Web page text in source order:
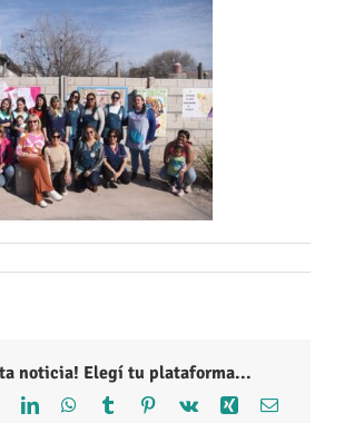
noticia! Elegí tu plataforma...
LinkedInWhatsApp
Tumblr Pinterest
Vk Xing Correo